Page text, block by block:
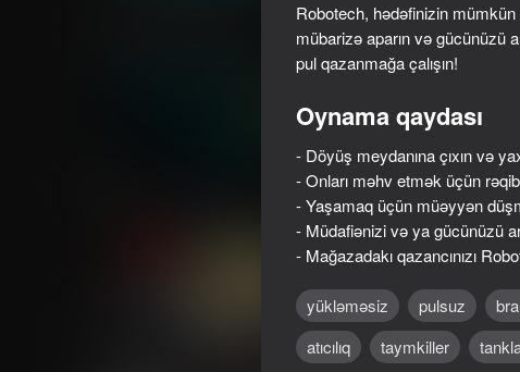
46
Loop Realities
56
Robotech, hədəfinizin
mübarizə aparın və gücünüzü
pul qazanmağa çalışın!
Oynama qaydası
- Döyüş meydanına çıxın və
- Onları məhv etmək üçün
- Yaşamaq üçün müəyyən
- Müdafiənizi və ya gücünüzü
- Mağazadakı qazancınızı
yükləməsiz pulsuz
atıcılıq
taymkiller